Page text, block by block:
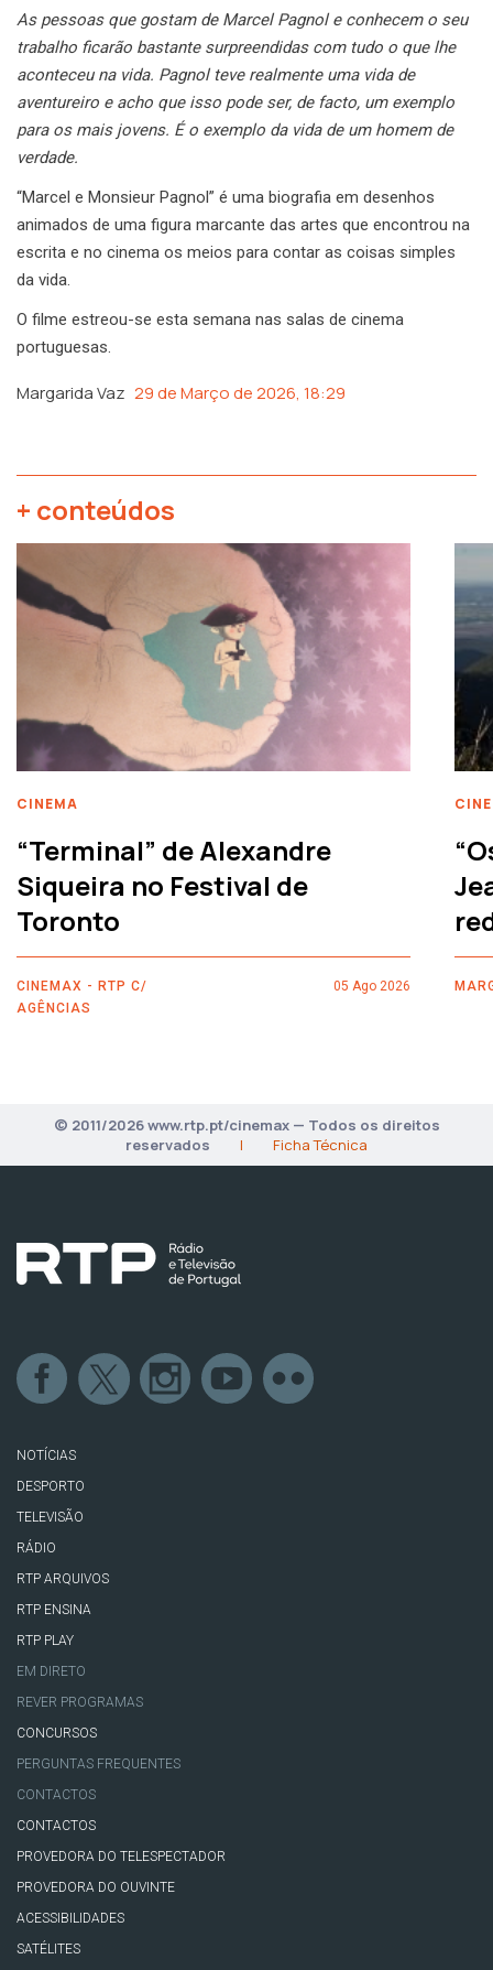
As pessoas que gostam de Marcel Pagnol e conhecem o seu
trabalho ficarão bastante surpreendidas com tudo o que lhe
aconteceu na vida. Pagnol teve realmente uma vida de
aventureiro e acho que isso pode ser, de facto, um exemplo
para os mais jovens. É o exemplo da vida de um homem de
verdade.
“Marcel e Monsieur Pagnol” é uma biografia em desenhos
animados de uma figura marcante das artes que encontrou na
escrita e no cinema os meios para contar as coisas simples
da vida.
O filme estreou-se esta semana nas salas de cinema
portuguesas.
Margarida Vaz 29 de Março de 2026, 18:29
+ conteúdos
CINEMA
“Terminal” de Alexandre
Siqueira no Festival de
Toronto
CINEMAX - RTP C/
AGÊNCIAS
05 Ago 2026
© 2011/2026 www.rtp.pt/cinemax — Todos os direitos
reservados
| Ficha Técnica
NOTÍCIAS
DESPORTO
TELEVISÃO
RÁDIO
RTP ARQUIVOS
RTP ENSINA
RTP PLAY
EM DIRETO
REVER PROGRAMAS
CONCURSOS
PERGUNTAS FREQUENTES
CONTACTOS
CONTACTOS
PROVEDORA DO TELESPECTADOR
PROVEDORA DO OUVINTE
ACESSIBILIDADES
SATÉLITES